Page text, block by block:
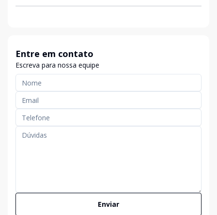
Entre em contato
Escreva para nossa equipe
Enviar